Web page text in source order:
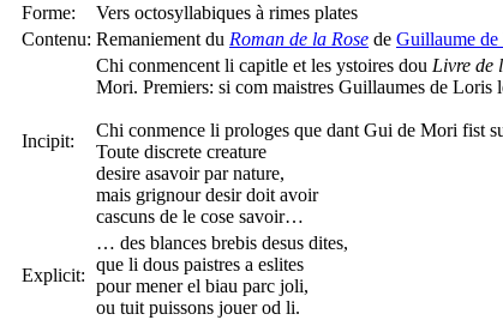
Forme:
Vers octosyllabiques à rimes plates
Contenu: Remaniement du Roman de la Rose de Guillaume
Incipit:
Chi conmencent li capitle et les ystoires dou Livre de
Mori. Premiers: si com maistres Guillaumes de
Chi conmence li prologes que dant Gui de Mori fist
Toute discrete creature
desire asavoir par nature,
mais grignour desir doit avoir
cascuns de le cose savoir…
Explicit:
… des blances brebis desus dites,
que li dous paistres a eslites
pour mener el biau parc joli,
ou tuit puissons jouer od li.